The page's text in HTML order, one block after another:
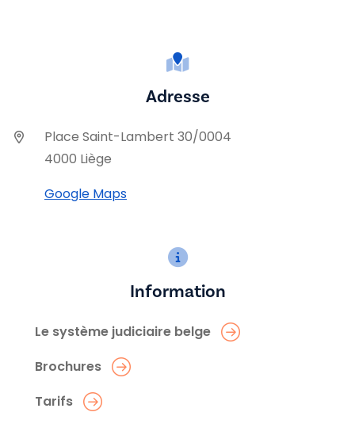
Adresse
Place Saint-Lambert 30/0004
4000 Liège
Google Maps
Information
Le système judiciaire belge
Brochures
Tarifs